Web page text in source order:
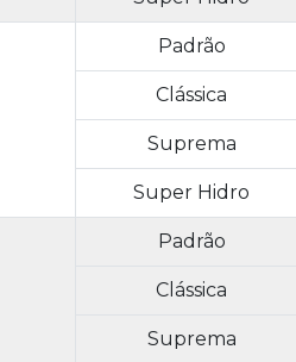
Padrão
Clássica
Suprema
Super Hidro
Padrão
Clássica
Suprema